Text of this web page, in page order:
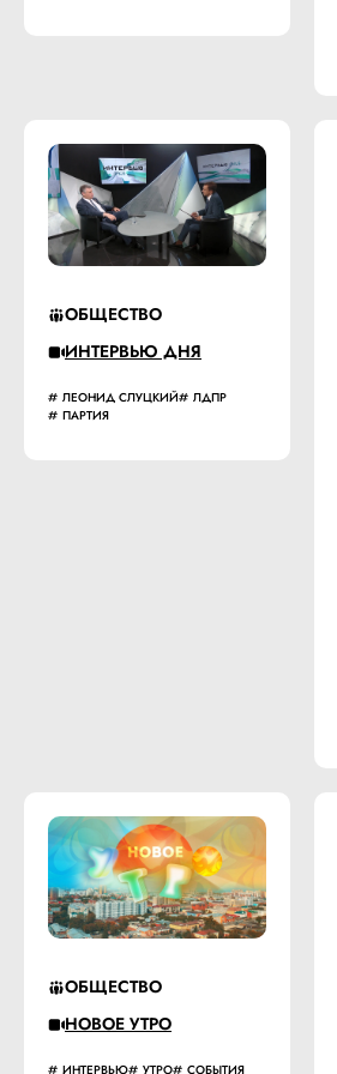
ОБЩЕСТВО
ИНТЕРВЬЮ ДНЯ
ЛЕОНИД СЛУЦКИЙ
ЛДПР
ПАРТИЯ
ОБЩЕСТВО
НОВОЕ УТРО
ИНТЕРВЬЮ УТРО СОБЫТИЯ